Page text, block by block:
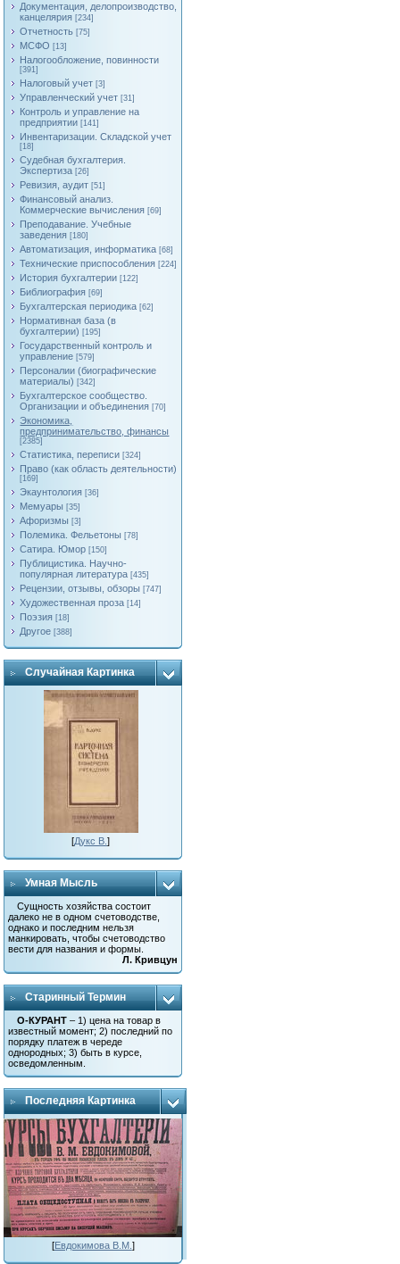
Документация, делопроизводство,
канцелярия [234]
Отчетность [75]
МСФО [13]
Налогообложение, повинности
[391]
Налоговый учет [3]
Управленческий учет [31]
Контроль и управление на
предприятии [141]
Инвентаризации. Складской учет
[18]
Судебная бухгалтерия.
Экспертиза [26]
Ревизия, аудит [51]
Финансовый анализ.
Коммерческие вычисления [69]
Преподавание. Учебные
заведения [180]
Автоматизация, информатика [68]
Технические приспособления [224]
История бухгалтерии [122]
Библиография [69]
Бухгалтерская периодика [62]
Нормативная база (в
бухгалтерии) [195]
Государственный контроль и
управление [579]
Персоналии (биографические
материалы) [342]
Бухгалтерское сообщество.
Организации и объединения [70]
Экономика,
предпринимательство, финансы
[2385]
Статистика, переписи [324]
Право (как область деятельности)
[169]
Экаунтология [36]
Мемуары [35]
Афоризмы [3]
Полемика. Фельетоны [78]
Сатира. Юмор [150]
Публицистика. Научно-
популярная литература [435]
Рецензии, отзывы, обзоры [747]
Художественная проза [14]
Поэзия [18]
Другое [388]
Случайная Картинка
[Дукс В.]
Умная Мысль
Сущность хозяйства состоит
далеко не в одном счетоводстве,
однако и последним нельзя
манкировать, чтобы счетоводство
вести для названия и формы.
Л. Кривцун
Старинный Термин
О-КУРАНТ – 1) цена на товар в
известный момент; 2) последний по
порядку платеж в череде
однородных; 3) быть в курсе,
осведомленным.
Последняя Картинка
[Евдокимова В.М. ]